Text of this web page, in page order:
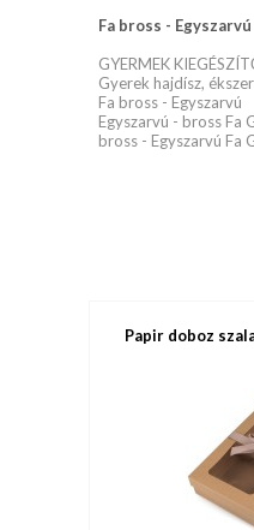
Fa bross -
GYERMEK
Gyerek hajdísz, ékszer
Fa bross - Egyszarvú
Egyszarvú - bross Fa
bross - Egyszarvú Fa
Papir doboz